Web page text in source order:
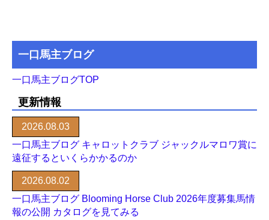
一口馬主ブログ
一口馬主ブログTOP
更新情報
2026.08.03
一口馬主ブログ キャロットクラブ ジャックルマロワ賞に
遠征するといくらかかるのか
2026.08.02
一口馬主ブログ Blooming Horse Club 2026年度募集馬情
報の公開 カタログを見てみる